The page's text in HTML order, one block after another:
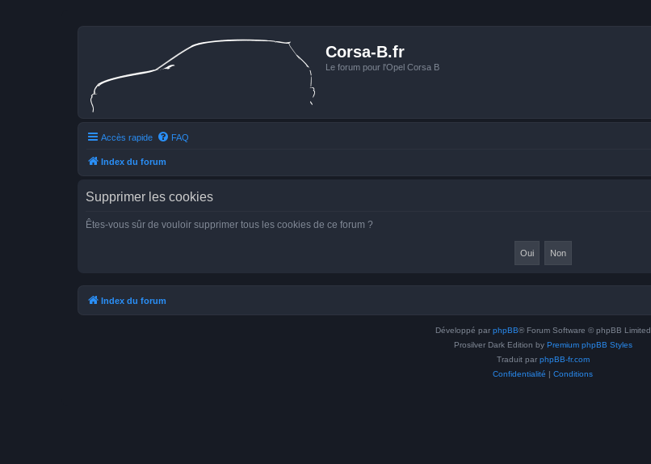
Corsa-B.fr
Le forum pour l'Opel Corsa B
Accès rapide FAQ
Index du forum
Supprimer les cookies
Êtes-vous sûr de vouloir supprimer tous les cookies de ce forum ?
Index du forum
Développé par phpBB® Forum Software © phpBB Limited
Prosilver Dark Edition by Premium phpBB Styles
Traduit par phpBB-fr.com
Confidentialité | Conditions